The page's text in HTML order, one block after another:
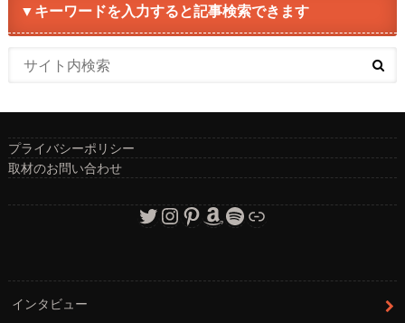
▼キーワードを入力すると記事検索できます
プライバシーポリシー
取材のお問い合わせ
Twitter
Instagram
Pinterest
Amazon
Spotify
リンク
インタビュー